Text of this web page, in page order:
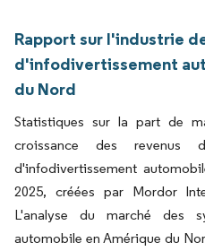
Rapport sur l'industrie
d'infodivertissement
du Nord
Statistiques sur la part de
croissance des revenus
d'infodivertissement
2025, créées par Mordor
L'analyse du marché des
automobile en Amérique du